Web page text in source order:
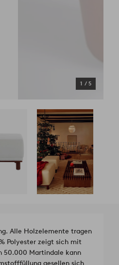
1 / 5
Alle Holzelemente tragen
Polyester zeigt sich mit
50.000 Martindale kann
gesellen sich